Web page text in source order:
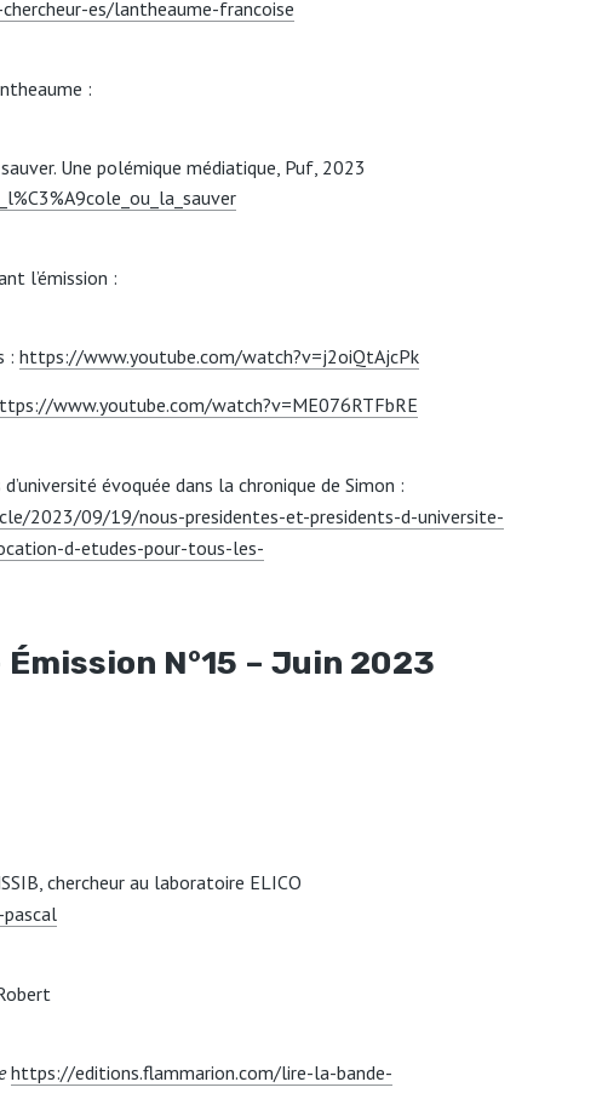
es/lantheaume-francoise
:
Une polémique médiatique, Puf, 2023
l’émission :
: https://www.youtube.com/watch?v=j2oiQtAjcPk
www.youtube.com/watch?v=ME076RTFbRE
évoquée dans la chronique de Simon :
2023/09/19/nous-presidentes-et-presidents-d-universite-
d-etudes-pour-tous-les-
N°15 – Juin 2023
chercheur au laboratoire ELICO
https://editions.flammarion.com/lire-la-bande-